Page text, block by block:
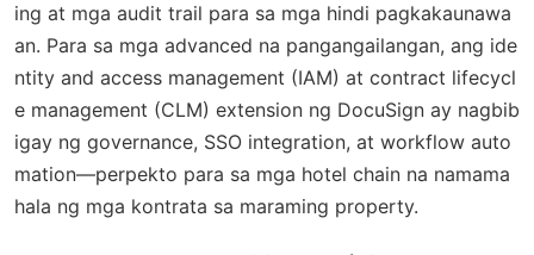
ing at mga audit trail para sa mga hindi pagkakaunawa
an. Para sa mga advanced na pangangailangan, ang ide
ntity and access management (IAM) at contract lifecycl
e management (CLM) extension ng DocuSign ay nagbib
igay ng governance, SSO integration, at workflow auto
mation—perpekto para sa mga hotel chain na namama
hala ng mga kontrata sa maraming property.